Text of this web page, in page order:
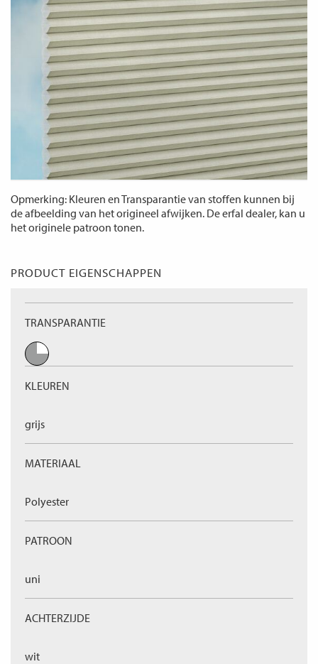
Opmerking: Kleuren en Transparantie van stoffen kunnen bij
de afbeelding van het origineel afwijken. De erfal dealer, kan u
het originele patroon tonen.
PRODUCT EIGENSCHAPPEN
TRANSPARANTIE
KLEUREN
grijs
MATERIAAL
Polyester
PATROON
uni
ACHTERZIJDE
wit